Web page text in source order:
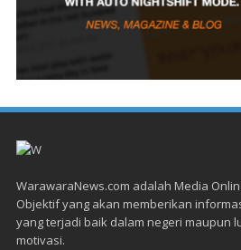
WarawaraNews.com adalah Media
Objektif yang akan memberikan
yang terjadi baik dalam negeri maupun
motivasi.